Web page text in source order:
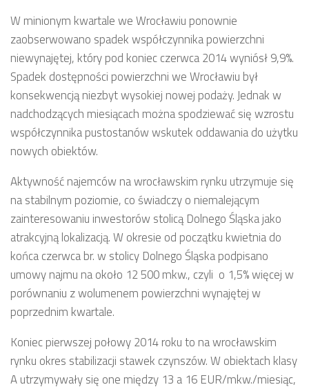
W minionym kwartale we Wrocławiu ponownie
zaobserwowano spadek współczynnika powierzchni
niewynajętej, który pod koniec czerwca 2014 wyniósł 9,9%.
Spadek dostępności powierzchni we Wrocławiu był
konsekwencją niezbyt wysokiej nowej podaży. Jednak w
nadchodzących miesiącach można spodziewać się wzrostu
współczynnika pustostanów wskutek oddawania do użytku
nowych obiektów.
Aktywność najemców na wrocławskim rynku utrzymuje się
na stabilnym poziomie, co świadczy o niemalejącym
zainteresowaniu inwestorów stolicą Dolnego Śląska jako
atrakcyjną lokalizacją. W okresie od początku kwietnia do
końca czerwca br. w stolicy Dolnego Śląska podpisano
umowy najmu na około 12 500 mkw., czyli o 1,5% więcej w
porównaniu z wolumenem powierzchni wynajętej w
poprzednim kwartale.
Koniec pierwszej połowy 2014 roku to na wrocławskim
rynku okres stabilizacji stawek czynszów. W obiektach klasy
A utrzymywały się one między 13 a 16 EUR/mkw./miesiąc,